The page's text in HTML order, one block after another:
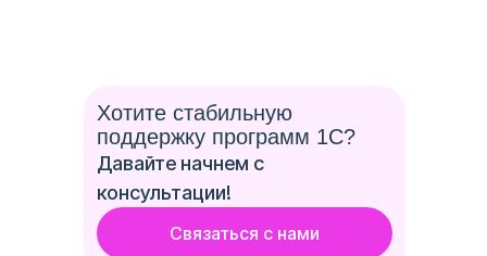
Хотите стабильную
поддержку программ 1С?
Давайте начнем с
консультации!
Связаться с нами